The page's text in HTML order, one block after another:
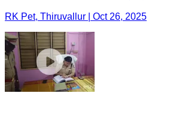
RK Pet, Thiruvallur | Oct 26, 2025